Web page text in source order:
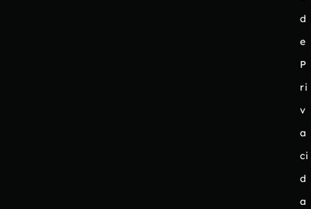
d
e
P
ri
v
a
ci
d
a